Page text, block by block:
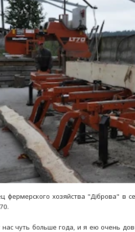
фермерского хозяйства "Дiброва" в
чуть больше года, и я ею очень